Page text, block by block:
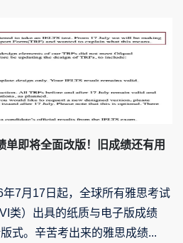
单即将全面改版！旧成绩还有用
7月17日起，全球所有雅思考试
类）出具的纸质与电子版成绩
式。辛苦考出来的雅思成绩...